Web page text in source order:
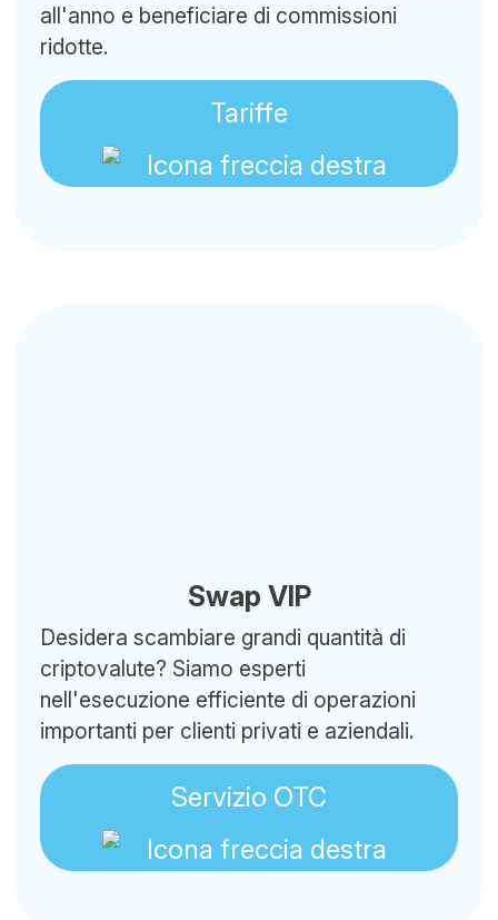
all'anno e beneficiare di commissioni
ridotte.
Tariffe
Swap VIP
Desidera scambiare grandi quantità di
criptovalute? Siamo esperti
nell'esecuzione efficiente di operazioni
importanti per clienti privati e aziendali.
Servizio OTC